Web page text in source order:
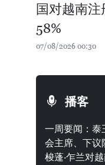
国对越南
58%
07/08/2026 00:30
播客
一周要闻：泰
会主席、下议
梭蓬·乍兰对